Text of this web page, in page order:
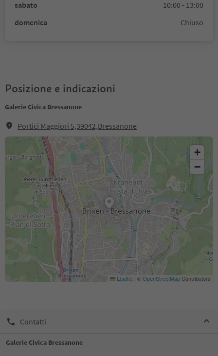
sabato
10:00 - 13:00
domenica
Chiuso
Posizione e indicazioni
Galerie Civica Bressanone
Portici Maggiori 5,39042,Bressanone
+
−
Leaflet | ©OpenStreetMapContributors
Contatti
Galerie Civica Bressanone